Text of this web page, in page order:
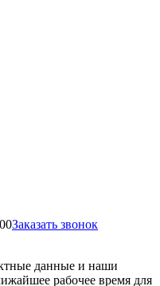
Заказать звонок
данные и наши
рабочее время для